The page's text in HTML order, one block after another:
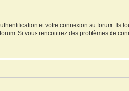
et votre connexion au forum. Ils
Si vous rencontrez des problèmes de